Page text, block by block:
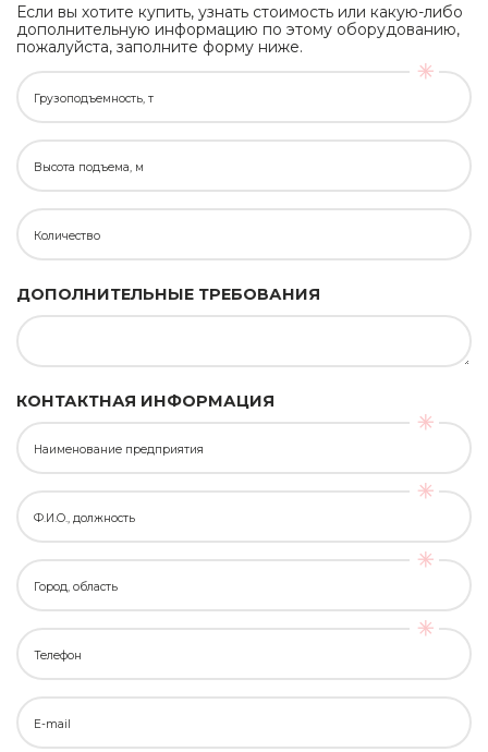
Если вы хотите купить, узнать стоимость или какую-либо
дополнительную информацию по этому оборудованию,
пожалуйста, заполните форму ниже.
Грузоподъемность, т
Высота подъема, м
Количество
ДОПОЛНИТЕЛЬНЫЕ ТРЕБОВАНИЯ
КОНТАКТНАЯ ИНФОРМАЦИЯ
Наименование предприятия
Ф.И.О., должность
Город, область
Телефон
E-mail